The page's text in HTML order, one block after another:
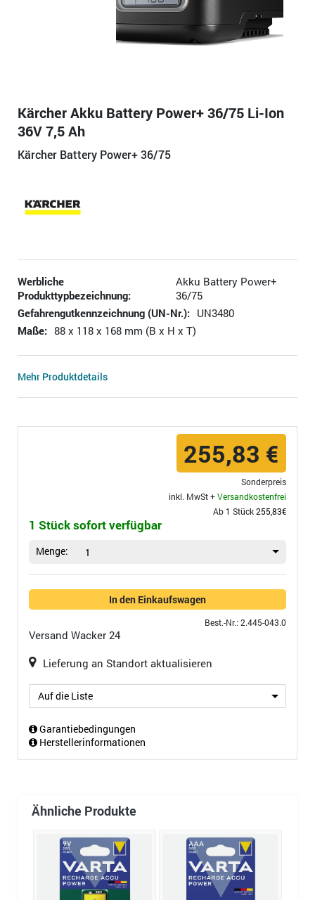
Kärcher Akku Battery Power+ 36/75 Li-Ion
36V 7,5 Ah
Kärcher Battery Power+ 36/75
Werbliche
Produkttypbezeichnung:
Akku Battery Power+
36/75
Gefahrengutkennzeichnung (UN-Nr.): UN3480
Maße: 88 x 118 x 168 mm (B x H x T)
Mehr Produktdetails
255,83 €
Sonderpreis
inkl. MwSt +Versandkostenfrei
Ab 1 Stück255,83€
1 Stück sofort verfügbar
Menge: 1
In den Einkaufswagen
Best.-Nr.: 2.445-043.0
Versand Wacker 24
Lieferung an Standort aktualisieren
Auf die Liste
Garantiebedingungen
Herstellerinformationen
Ähnliche Produkte